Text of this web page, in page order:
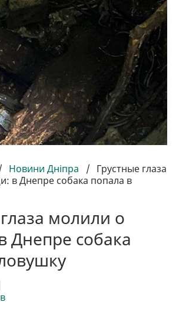
Новини Дніпра / Грустные глаза
в Днепре собака попала в
молили о
Днепре собака